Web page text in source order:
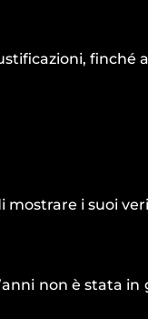
finché
i suoi
non è stata in